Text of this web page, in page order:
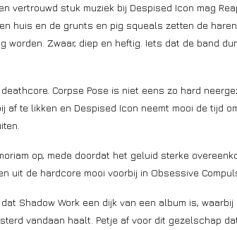
vertrouwd stuk muziek bij Despised Icon mag
huis en de grunts en pig squeals zetten de
worden. Zwaar, diep en heftig. Iets dat de band
Corpse Pose is niet eens zo hard
af te likken en Despised Icon neemt mooi de tijd
op, mede doordat het geluid sterke
uit de hardcore mooi voorbij in Obsessive
Shadow Work een dijk van een album is, waarbij
vandaan haalt. Petje af voor dit gezelschap